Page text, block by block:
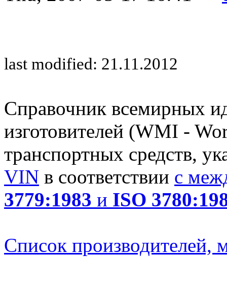
last modified: 21.11.2012
Справочник всемирных
изготовителей (WMI -
транспортных средств,
VIN в соответствии с
3779:1983 и ISO
Список производителей,